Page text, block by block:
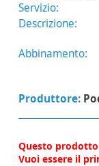
Servizio:
Descrizione:
Abbinamento:
Produttore:
Questo
Vuoi essere il